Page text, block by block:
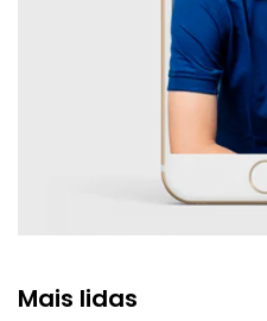
Mais lidas